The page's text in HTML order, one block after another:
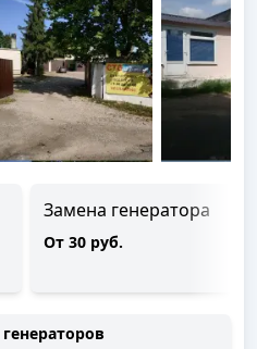
Замена генератора
От 30 руб.